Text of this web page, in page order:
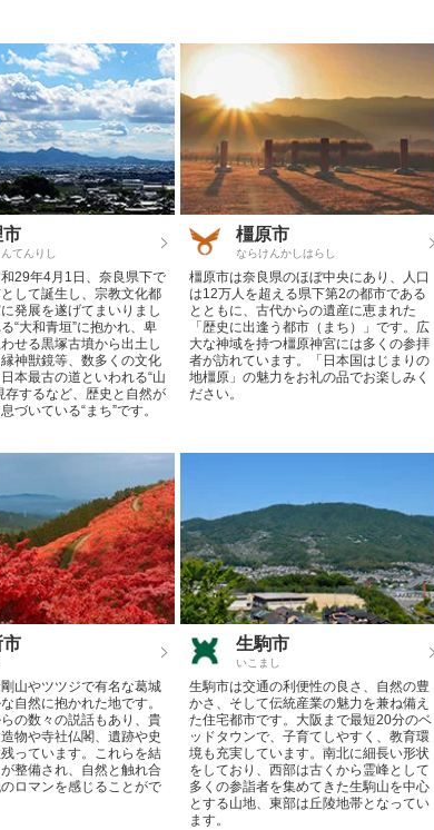
市
てんりし
29年4月1日、奈良県下で
して誕生し、宗教文化都
発展を遂げてまいりまし
“大和青垣”に抱かれ、卑
せる黒塚古墳から出土し
神獣鏡等、数多くの文化
本最古の道といわれる“山
存するなど、歴史と自然が
づいている“まち”です。
橿原市
ならけんかしはらし
橿原市は奈良県のほぼ中央にあり、人口
は12万人を超える県下第2の都市である
とともに、古代からの遺産に恵まれた
「歴史に出逢う都市（まち）」です。広
大な神域を持つ橿原神宮には多くの参拝
者が訪れています。「日本国はじまりの
地橿原」の魅力をお礼の品でお楽しみく
ださい。
市
山やツツジで有名な葛城
自然に抱かれた地です。
の数々の説話もあり、貴
物や寺社仏閣、遺跡や史
っています。これらを結
整備され、自然と触れ合
ロマンを感じることがで
生駒市
いこまし
生駒市は交通の利便性の良さ、自然の豊
かさ、そして伝統産業の魅力を兼ね備え
た住宅都市です。大阪まで最短20分のベ
ッドタウンで、子育てしやすく、教育環
境も充実しています。南北に細長い形状
をしており、西部は古くから霊峰として
多くの参詣者を集めてきた生駒山を中心
とする山地、東部は丘陵地帯となってい
ます。